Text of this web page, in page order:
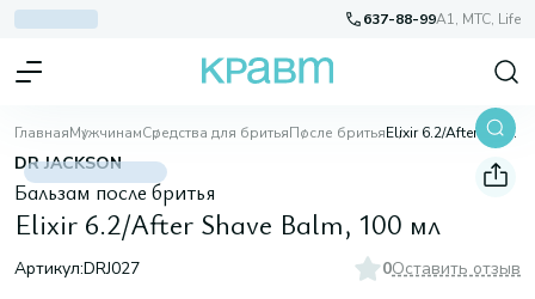
637-88-99A1, МТС, Life
ГлавнаяМужчинамСредства для бритьяПосле бритья Elixir 6.2/After Shave Balm, 100 мл
DR JACKSON
Бальзам после бритья
Elixir 6.2/After Shave Balm, 100 мл
Артикул:DRJ027 0Оставить отзыв